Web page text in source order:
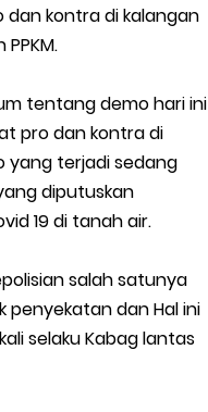
kontra di kalangan
tentang demo hari ini
pro dan kontra di
yang terjadi sedang
diputuskan
19 di tanah air.
salah satunya
dan Hal ini
selaku Kabag lantas